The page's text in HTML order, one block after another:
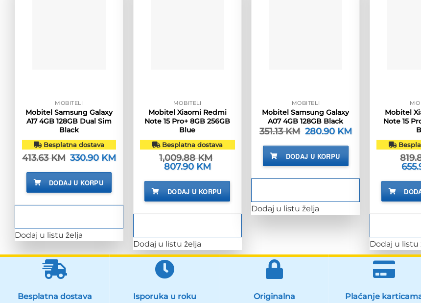
MOBITELI
Mobitel Samsung Galaxy
A17 4GB 128GB Dual Sim
Black
Besplatna dostava
413.63KM Izvorna
cijena
bila
413.63 KM.
330.90 KM
DODAJ U KORPU
Dodaj u listu želja
MOBITELI
Mobitel Xiaomi Redmi
Note 15 Pro+ 8GB 256GB
Blue
Besplatna dostava
1,009.88KM
Izvorna
cijena
bila
1,009.88 KM.
807.90 KM
je:
DODAJ U KORPU
Dodaj u listu želja
MOBITELI
Mobitel Samsung Galaxy
A07 4GB 128GB Black
351.13KM Izvorna
cijena
bila
351.13 KM.
280.90 KM
280.90 KM.
DODAJ U KORPU
Dodaj u listu želja
Mobitel
Note 15
bila
Dodaj u listu
Besplatna dostava
Isporuka u roku
Originalna
Plaćanje